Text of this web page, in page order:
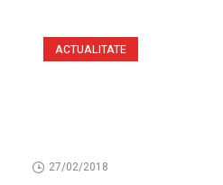
ACTUALITATE
27/02/2018